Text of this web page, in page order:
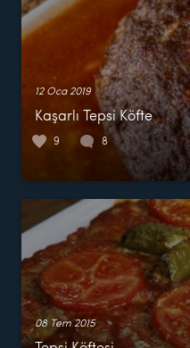
12 Oca 2019
Kaşarlı Tepsi Köfte
9 8
08 Tem 2015